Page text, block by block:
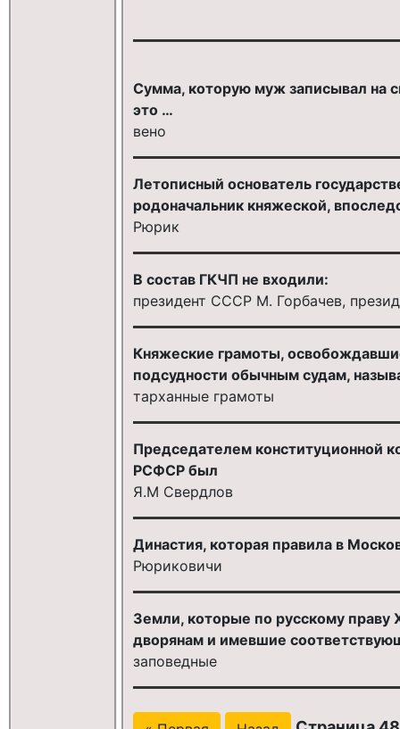
Сумма, которую муж записывал на
это …
вено
Летописный основатель
родоначальник княжеской,
Рюрик
В состав ГКЧП не входили:
президент СССР М. Горбачев,
Княжеские грамоты,
подсудности обычным судам,
тарханные грамоты
Председателем конституционной
РСФСР был
Я.М Свердлов
Династия, которая правила в
Рюриковичи
Земли, которые по русскому праву
дворянам и имевшие
заповедные